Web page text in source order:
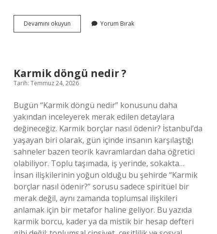
Devamını okuyun
borusu
Yorum Bırak
Karmik döngü nedir ?
Tarih: Temmuz 24, 2026
Bugün “Karmik döngü nedir” konusunu daha
yakından inceleyerek merak edilen detaylara
değineceğiz. Karmik borçlar nasıl ödenir? İstanbul’da
yaşayan biri olarak, gün içinde insanın karşılaştığı
sahneler bazen teorik kavramlardan daha öğretici
olabiliyor. Toplu taşımada, iş yerinde, sokakta…
İnsan ilişkilerinin yoğun olduğu bu şehirde “Karmik
borçlar nasıl ödenir?” sorusu sadece spiritüel bir
merak değil, aynı zamanda toplumsal ilişkileri
anlamak için bir metafor haline geliyor. Bu yazıda
karmik borcu, kader ya da mistik bir hesap defteri